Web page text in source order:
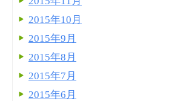
2015年10月
2015年9月
2015年8月
2015年7月
2015年6月